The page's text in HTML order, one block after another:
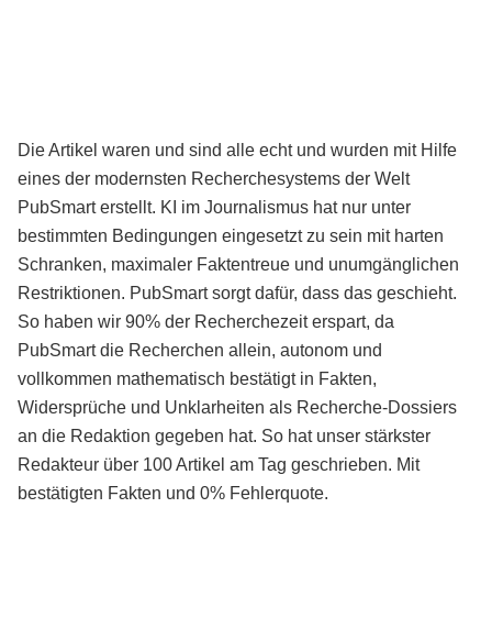
Die Artikel waren und sind alle echt und wurden mit Hilfe
eines der modernsten Recherchesystems der Welt
PubSmart erstellt. KI im Journalismus hat nur unter
bestimmten Bedingungen eingesetzt zu sein mit harten
Schranken, maximaler Faktentreue und unumgänglichen
Restriktionen. PubSmart sorgt dafür, dass das geschieht.
So haben wir 90% der Recherchezeit erspart, da
PubSmart die Recherchen allein, autonom und
vollkommen mathematisch bestätigt in Fakten,
Widersprüche und Unklarheiten als Recherche-Dossiers
an die Redaktion gegeben hat. So hat unser stärkster
Redakteur über 100 Artikel am Tag geschrieben. Mit
bestätigten Fakten und 0% Fehlerquote.